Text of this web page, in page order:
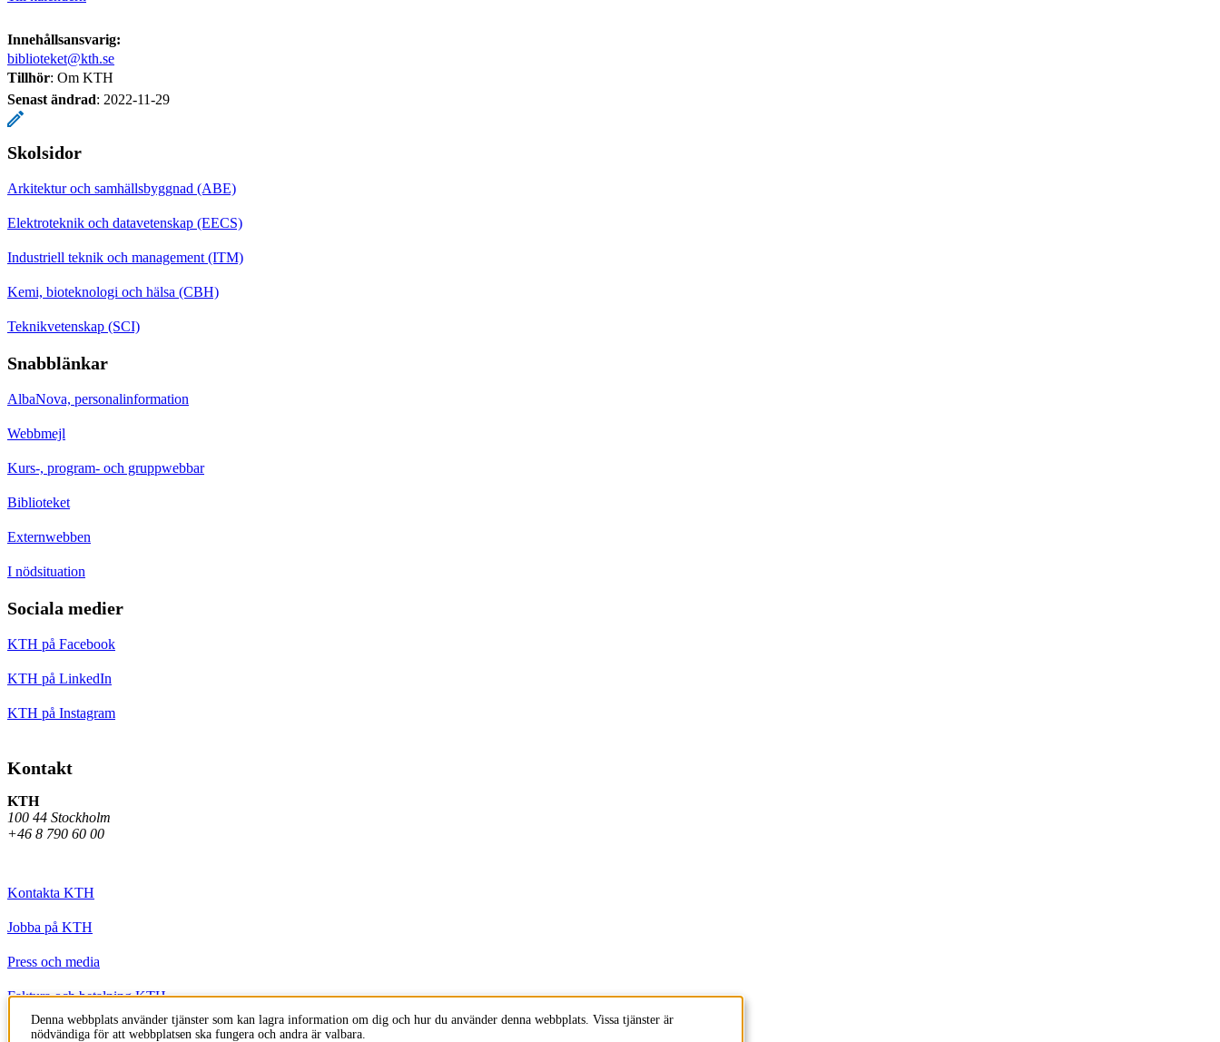
Innehållsansvarig:
biblioteket@kth.se
Tillhör: Om KTH
Senast ändrad: 2022-11-29
Skolsidor
Arkitektur och samhällsbyggnad (ABE)
Elektroteknik och datavetenskap (EECS)
Industriell teknik och management (ITM)
Kemi, bioteknologi och hälsa (CBH)
Teknikvetenskap (SCI)
Snabblänkar
AlbaNova, personalinformation
Webbmejl
Kurs-, program- och gruppwebbar
Biblioteket
Externwebben
I nödsituation
Sociala medier
KTH på Facebook
KTH på LinkedIn
KTH på Instagram
Kontakt
KTH
100 44 Stockholm
+46 8 790 60 00
Kontakta KTH
Jobba på KTH
Press och media
Faktura och betalning KTH
Om KTH:s webbplatser
Denna webbplats använder tjänster som kan lagra information om dig och hur du använder denna webbplats. Vissa tjänster är
nödvändiga för att webbplatsen ska fungera och andra är valbara.